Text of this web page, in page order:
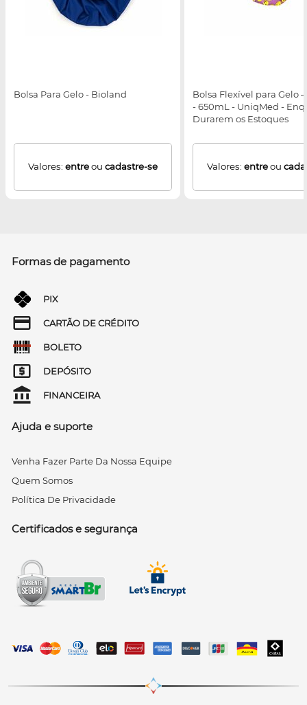
Bolsa Para Gelo - Bioland
Valores: entreou cadastre-se
Bolsa Flexível para Gelo
- 650mL - UniqMed -
Durarem os Estoques
Valores: entreou
Formas de pagamento
PIX
CARTÃO DE CRÉDITO
BOLETO
DEPÓSITO
FINANCEIRA
Ajuda e suporte
Venha Fazer Parte Da Nossa Equipe
Quem Somos
Política De Privacidade
Certificados e segurança